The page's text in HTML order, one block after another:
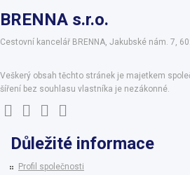
BRENNA s.r.o.
Cestovní kancelář BRENNA, Jakubské nám. 7,
Veškerý obsah těchto stránek je majetkem
šíření bez souhlasu vlastníka je nezákonné.
Důležité informace
Profil společnosti